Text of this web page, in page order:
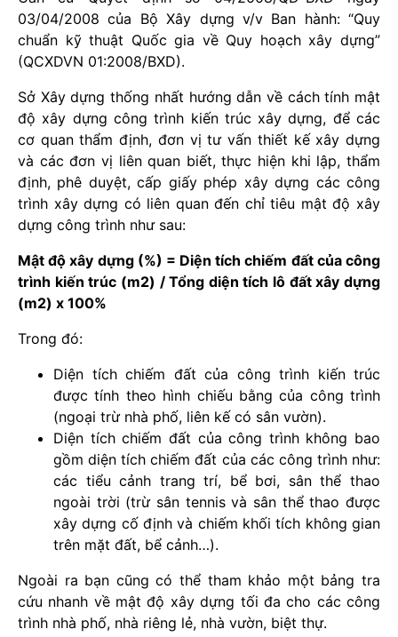
03/04/2008 của Bộ Xây dựng v/v Ban hành: “Quy
chuẩn kỹ thuật Quốc gia về Quy hoạch xây dựng”
(QCXDVN 01:2008/BXD).
Sở Xây dựng thống nhất hướng dẫn về cách tính mật
độ xây dựng công trình kiến trúc xây dựng, để các
cơ quan thẩm định, đơn vị tư vấn thiết kế xây dựng
và các đơn vị liên quan biết, thực hiện khi lập, thẩm
định, phê duyệt, cấp giấy phép xây dựng các công
trình xây dựng có liên quan đến chỉ tiêu mật độ xây
dựng công trình như sau:
Mật độ xây dựng (%) = Diện tích chiếm đất của công
trình kiến trúc (m2) / Tổng diện tích lô đất xây dựng
(m2) x 100%
Trong đó:
Diện tích chiếm đất của công trình kiến trúc
được tính theo hình chiếu bằng của công trình
(ngoại trừ nhà phố, liên kế có sân vườn).
Diện tích chiếm đất của công trình không bao
gồm diện tích chiếm đất của các công trình như:
các tiểu cảnh trang trí, bể bơi, sân thể thao
ngoài trời (trừ sân tennis và sân thể thao được
xây dựng cố định và chiếm khối tích không gian
trên mặt đất, bể cảnh…).
Ngoài ra bạn cũng có thể tham khảo một bảng tra
cứu nhanh về mật độ xây dựng tối đa cho các công
trình nhà phố, nhà riêng lẻ, nhà vườn, biệt thự.